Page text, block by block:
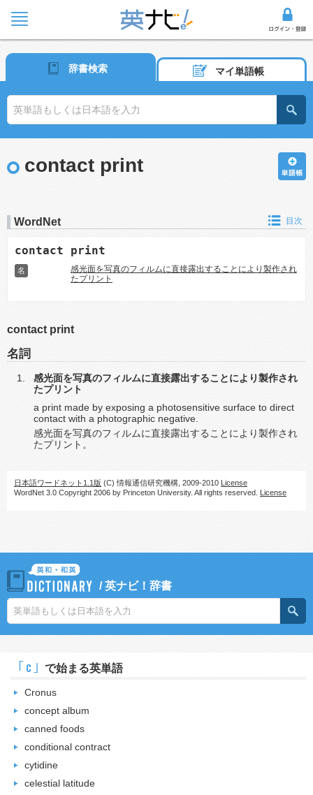
辞書検索 マイ単語帳
contact print
WordNet 目次
contact print
名
感光面を写真のフィルムに直接露出することにより製作され
たプリント
contact print
名詞
感光面を写真のフィルムに直接露出することにより製作され
たプリント
a print made by exposing a photosensitive surface to direct
contact with a photographic negative.
感光面を写真のフィルムに直接露出することにより製作され
たプリント。
日本語ワードネット1.1版 (C) 情報通信研究機構, 2009-2010 License
WordNet 3.0 Copyright 2006 by Princeton University. All rights reserved. License
/英ナビ！辞書
｢c｣ で始まる英単語
Cronus
concept album
canned foods
conditional contract
cytidine
celestial latitude